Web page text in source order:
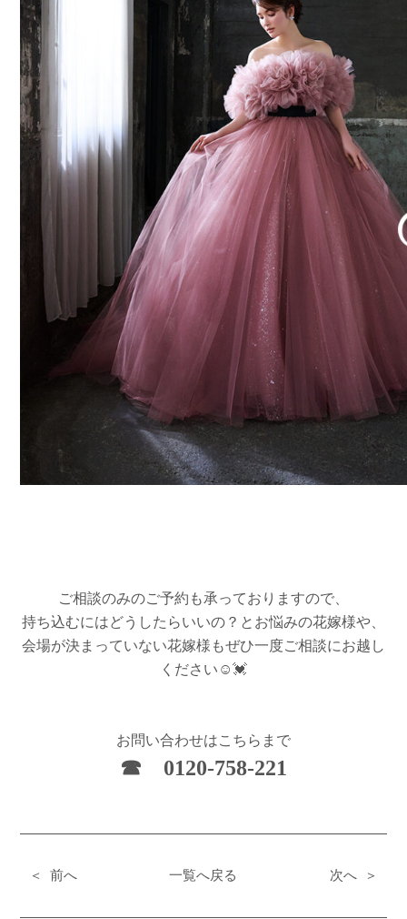
ご相談のみのご予約も承っておりますので、
持ち込むにはどうしたらいいの？とお悩みの花嫁様や、
会場が決まっていない花嫁様もぜひ一度ご相談にお越し
ください☺💓
お問い合わせはこちらまで
☎ 0120-758-221
＜ 前へ 一覧へ戻る 次へ ＞